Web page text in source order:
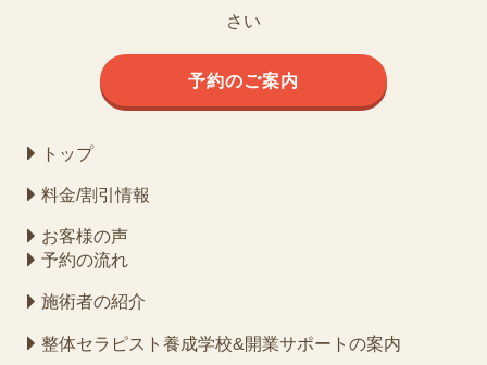
さい
予約のご案内
トップ
料金/割引情報
お客様の声
予約の流れ
施術者の紹介
整体セラピスト養成学校&開業サポートの案内